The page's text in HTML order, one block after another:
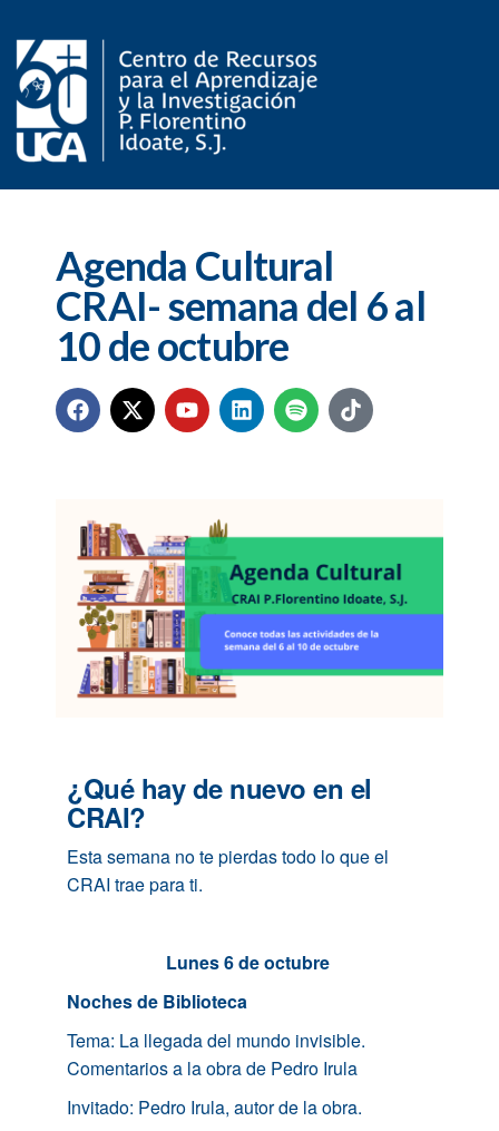
Agenda Cultural
CRAI- semana del 6 al
10 de octubre
¿Qué hay de nuevo en el
CRAI?
Esta semana no te pierdas todo lo que el
CRAI trae para ti.
Lunes 6 de octubre
Noches de Biblioteca
Tema: La llegada del mundo invisible.
Comentarios a la obra de Pedro Irula
Invitado: Pedro Irula, autor de la obra.